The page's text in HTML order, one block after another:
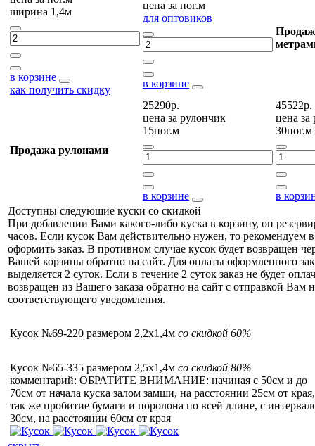
ширина 1,4м
в корзине
как получить скидку
цена за пог.м
для оптовиков
в корзине
Продажа рулонами
25290р.
цена за рулончик
15пог.м
в корзине
45522р.
цена за
30пог.м
в
Доступны следующие куски со скидкой
При добавлении Вами какого-либо куска в корзину, он
часов. Если кусок Вам действительно нужен, то рекомендуем
оформить заказ. В противном случае кусок будет возвращен
Вашей корзины обратно на сайт. Для оплаты оформленного
выделяется 2 суток. Если в течение 2 суток заказ не будет
возвращен из Вашего заказа обратно на сайт с отправкой Вам
соответствующего уведомления.
Кусок №69-220 размером 2,2x1,4м со скидкой 60%
Кусок №65-335 размером 2,5x1,4м со скидкой 80%
комментарий: ОБРАТИТЕ ВНИМАНИЕ: начиная с 50см и до
70см от начала куска залом замши, на расстоянии 25см от края,
так же пробитие бумаги и поролона по всей длине, с
30см, на расстоянии 60см от края